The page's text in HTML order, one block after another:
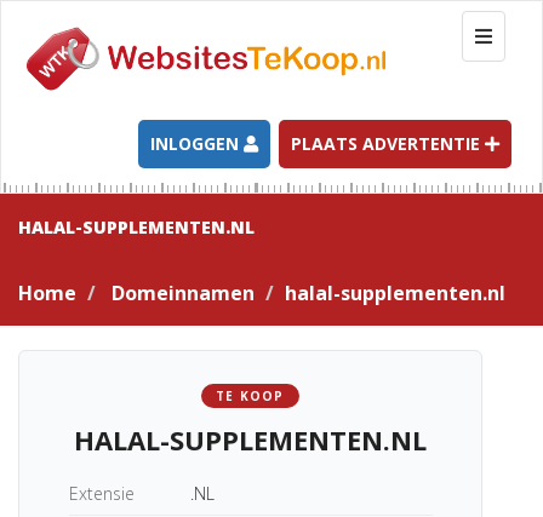
T
o
g
l
e
n
g
a
t
INLOGGEN PLAATS ADVERTENTIE
HALAL-SUPPLEMENTEN.NL
Home Domeinnamen halal-supplementen.nl
TE KOOP
HALAL-SUPPLEMENTEN.NL
Extensie
.NL